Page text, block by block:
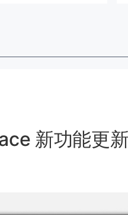
新功能更